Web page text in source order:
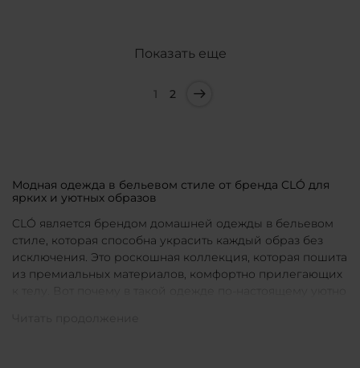
Показать еще
1 2
Модная одежда в бельевом стиле от бренда CLÓ для
ярких и уютных образов
CLÓ является брендом домашней одежды в бельевом
стиле, которая способна украсить каждый образ без
исключения. Это роскошная коллекция, которая пошита
из премиальных материалов, комфортно прилегающих
к телу. Вот почему в такой одежде по-настоящему уютно